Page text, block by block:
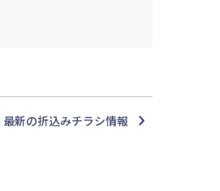
最新の折込みチラシ情報